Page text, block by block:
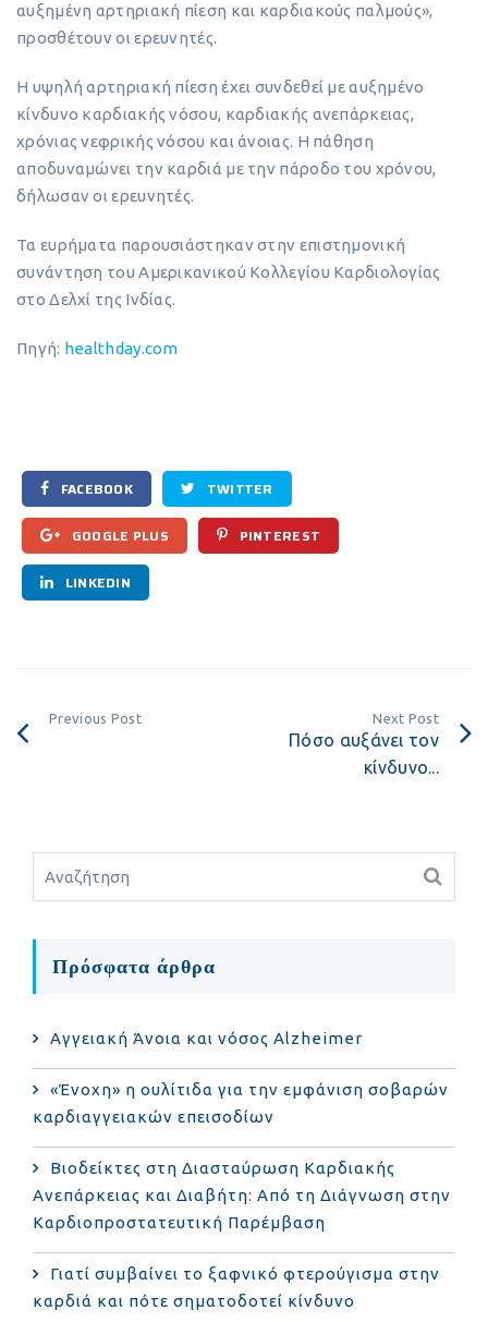
αυξημένη αρτηριακή πίεση και καρδιακούς παλμούς»,
προσθέτουν οι ερευνητές.
Η υψηλή αρτηριακή πίεση έχει συνδεθεί με αυξημένο
κίνδυνο καρδιακής νόσου, καρδιακής ανεπάρκειας,
χρόνιας νεφρικής νόσου και άνοιας. Η πάθηση
αποδυναμώνει την καρδιά με την πάροδο του χρόνου,
δήλωσαν οι ερευνητές.
Τα ευρήματα παρουσιάστηκαν στην επιστημονική
συνάντηση του Αμερικανικού Κολλεγίου Καρδιολογίας
στο Δελχί της Ινδίας.
Πηγή: healthday.com
FACEBOOK TWITTER
GOOGLE PLUS PINTEREST
LINKEDIN
Previous Post Next Post
Πόσο αυξάνει τον
κίνδυνο...
Πρόσφατα άρθρα
Αγγειακή Άνοια και νόσος Alzheimer
«Ένοχη» η ουλίτιδα για την εμφάνιση σοβαρών
καρδιαγγειακών επεισοδίων
Βιοδείκτες στη Διασταύρωση Καρδιακής
Ανεπάρκειας και Διαβήτη: Από τη Διάγνωση στην
Καρδιοπροστατευτική Παρέμβαση
Γιατί συμβαίνει το ξαφνικό φτερούγισμα στην
καρδιά και πότε σηματοδοτεί κίνδυνο